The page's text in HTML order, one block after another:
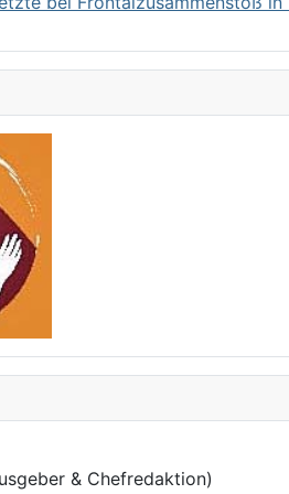
& Chefredaktion)